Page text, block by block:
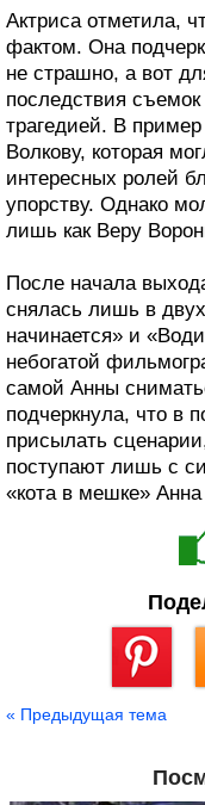
Актриса отметила,
фактом. Она
не страшно, а вот
последствия
трагедией. В
Волкову, которая
интересных ролей
упорству. Однако
лишь как Веру
После начала
снялась лишь в
начинается» и
небогатой
самой Анны
подчеркнула, что в
присылать
поступают лишь с
«кота в мешке»
« Предыдущая тема